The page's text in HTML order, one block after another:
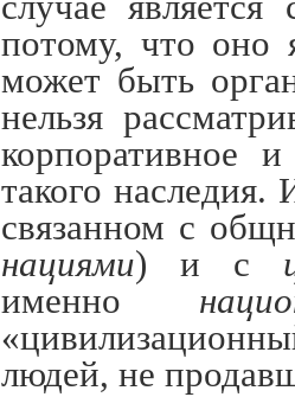
потому, что оно
может быть
нельзя
корпоративное
такого наследия.
связанном с
нациями) и с
именно
людей, не